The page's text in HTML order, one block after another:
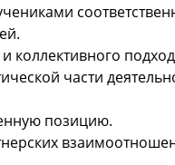
коллективного
части
позицию.